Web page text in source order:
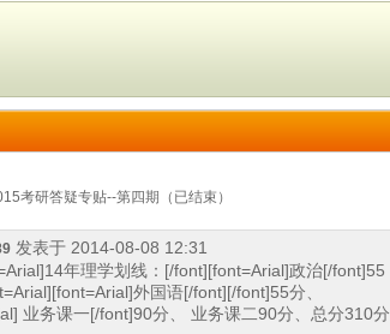
考研答疑专贴--第四期（已结束）
发表于 2014-08-08 12:31
年理学划线：[/font][font=Arial]政治[/font]55
外国语[/font][/font]55分、
业务课一[/font]90分、 业务课二90分、总分310分